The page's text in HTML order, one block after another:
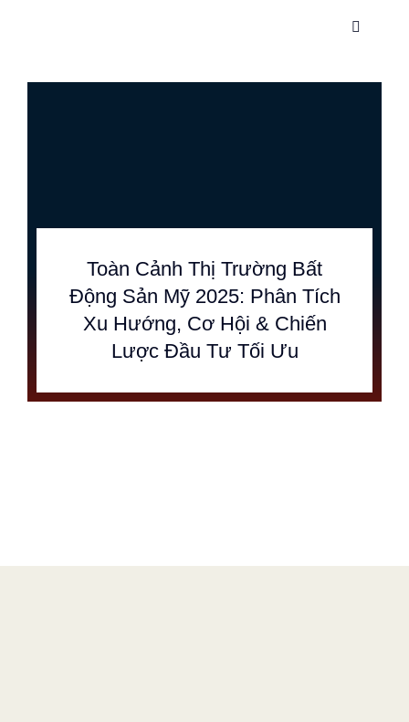
Toggle
Toàn Cảnh Thị Trường Bất
Động Sản Mỹ 2025: Phân Tích
Xu Hướng, Cơ Hội & Chiến
Lược Đầu Tư Tối Ưu